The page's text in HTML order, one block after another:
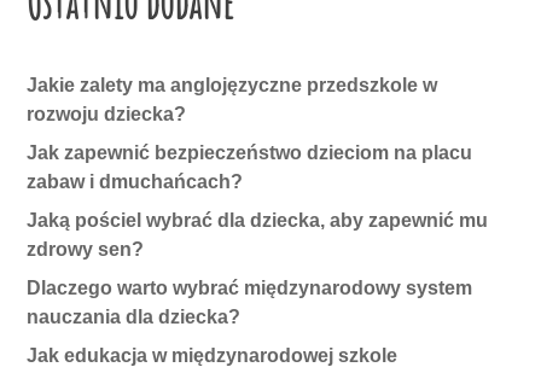
Jakie zalety ma anglojęzyczne przedszkole w
rozwoju dziecka?
Jak zapewnić bezpieczeństwo dzieciom na placu
zabaw i dmuchańcach?
Jaką pościel wybrać dla dziecka, aby zapewnić mu
zdrowy sen?
Dlaczego warto wybrać międzynarodowy system
nauczania dla dziecka?
Jak edukacja w międzynarodowej szkole